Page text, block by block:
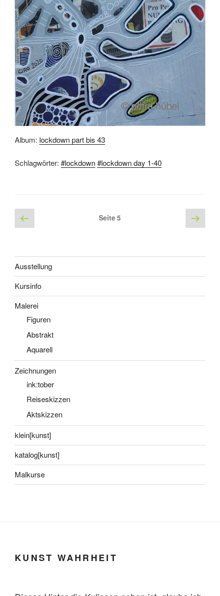
Album: lockdown part bis 43
Schlagwörter: #lockdown#lockdown day 1-40
Seitennummerierung
der
Vorherige
Seite
Seite5
Seite
Ausstellung
Kursinfo
Malerei
Figuren
Abstrakt
Aquarell
Zeichnungen
ink:tober
Reiseskizzen
Aktskizzen
klein[kunst]
katalog[kunst]
Malkurse
KUNST WAHRHEIT